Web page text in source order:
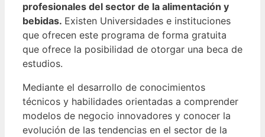
profesionales del sector de la alimentación y
bebidas. Existen Universidades e instituciones
que ofrecen este programa de forma gratuita
que ofrece la posibilidad de otorgar una beca de
estudios.
Mediante el desarrollo de conocimientos
técnicos y habilidades orientadas a comprender
modelos de negocio innovadores y conocer la
evolución de las tendencias en el sector de la